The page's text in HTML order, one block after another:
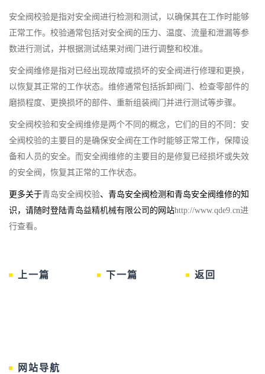
安全阀校验是指对安全阀进行检测和测试，以确保其在工作时能够
正常工作。校验通常包括对安全阀的压力、温度、流量和泄漏等参
数进行测试，并根据测试结果对阀门进行调整和校准。
安全阀维修是指对已经出现故障或损坏的安全阀进行修理和更换，
以恢复其正常的工作状态。维修通常包括拆卸阀门、检查零部件的
磨损程度、更换损坏的部件、重新组装阀门并进行测试等步骤。
安全阀校验和安全阀维修是两个不同的概念，它们的目的不同：安
全阀校验的主要目的是确保安全阀在工作时能够正常工作，保障设
备和人员的安全。而安全阀维修的主要目的是修复已经损坏或失效
的安全阀，恢复其正常的工作状态。
更多关于青岛安全阀校验、青岛安全阀检测和青岛安全阀维修的知
识，请随时登陆青岛益精机械有限公司 的网站http://www.qde9.cn进
行查看。
上一篇 下一篇 返回
网站导航